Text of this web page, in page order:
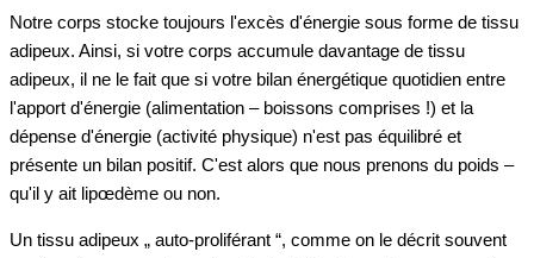
Notre corps stocke toujours l'excès d'énergie sous forme de tissu
adipeux. Ainsi, si votre corps accumule davantage de tissu
adipeux, il ne le fait que si votre bilan énergétique quotidien entre
l'apport d'énergie (alimentation – boissons comprises !) et la
dépense d'énergie (activité physique) n'est pas équilibré et
présente un bilan positif. C'est alors que nous prenons du poids –
qu'il y ait lipœdème ou non.
Un tissu adipeux „ auto-proliférant “, comme on le décrit souvent